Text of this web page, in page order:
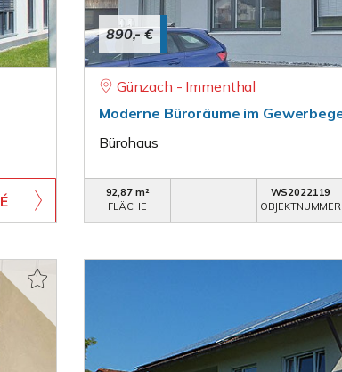
890,- €
Günzach - Immenthal
Moderne Büroräume im
Bürohaus
92,87 m²
FLÄCHE
WS2022119
OBJEKTNUMMER